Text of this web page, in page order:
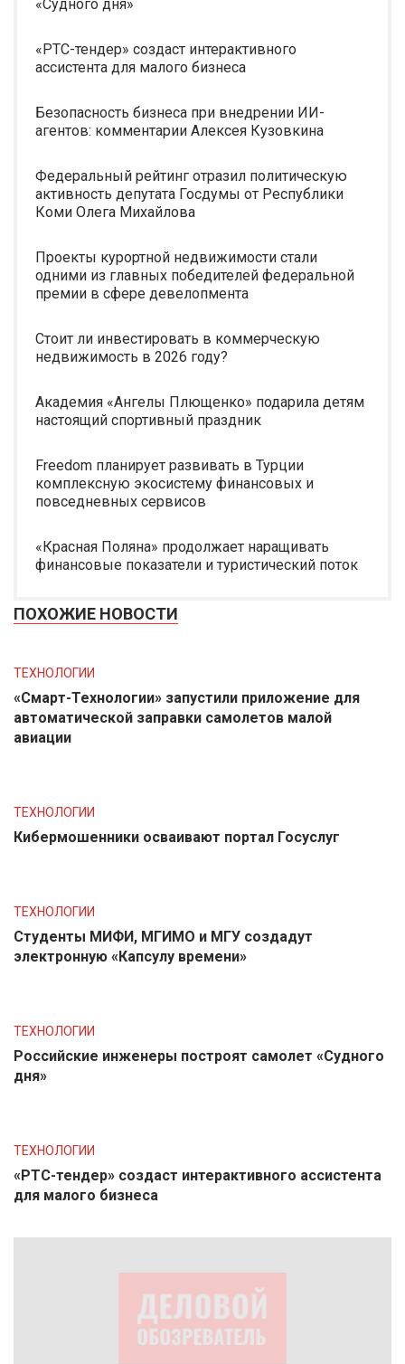
«Судного дня»
«РТС-тендер» создаст интерактивного
ассистента для малого бизнеса
Безопасность бизнеса при внедрении ИИ-
агентов: комментарии Алексея Кузовкина
Федеральный рейтинг отразил политическую
активность депутата Госдумы от Республики
Коми Олега Михайлова
Проекты курортной недвижимости стали
одними из главных победителей федеральной
премии в сфере девелопмента
Стоит ли инвестировать в коммерческую
недвижимость в 2026 году?
Академия «Ангелы Плющенко» подарила детям
настоящий спортивный праздник
Freedom планирует развивать в Турции
комплексную экосистему финансовых и
повседневных сервисов
«Красная Поляна» продолжает наращивать
финансовые показатели и туристический поток
ПОХОЖИЕ НОВОСТИ
ТЕХНОЛОГИИ
«Смарт-Технологии» запустили приложение для
автоматической заправки самолетов малой
авиации
ТЕХНОЛОГИИ
Кибермошенники осваивают портал Госуслуг
ТЕХНОЛОГИИ
Студенты МИФИ, МГИМО и МГУ создадут
электронную «Капсулу времени»
ТЕХНОЛОГИИ
Российские инженеры построят самолет «Судного
дня»
ТЕХНОЛОГИИ
«РТС-тендер» создаст интерактивного ассистента
для малого бизнеса